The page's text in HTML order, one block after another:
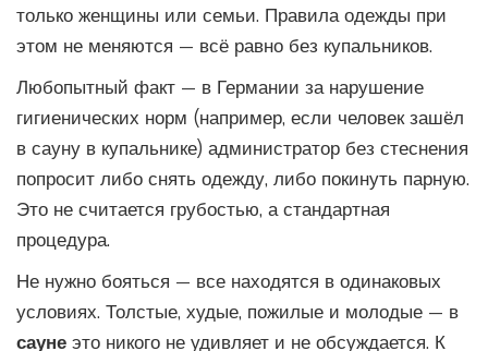
только женщины или семьи. Правила одежды при
этом не меняются — всё равно без купальников.
Любопытный факт — в Германии за нарушение
гигиенических норм (например, если человек зашёл
в сауну в купальнике) администратор без стеснения
попросит либо снять одежду, либо покинуть парную.
Это не считается грубостью, а стандартная
процедура.
Не нужно бояться — все находятся в одинаковых
условиях. Толстые, худые, пожилые и молодые — в
сауне это никого не удивляет и не обсуждается. К